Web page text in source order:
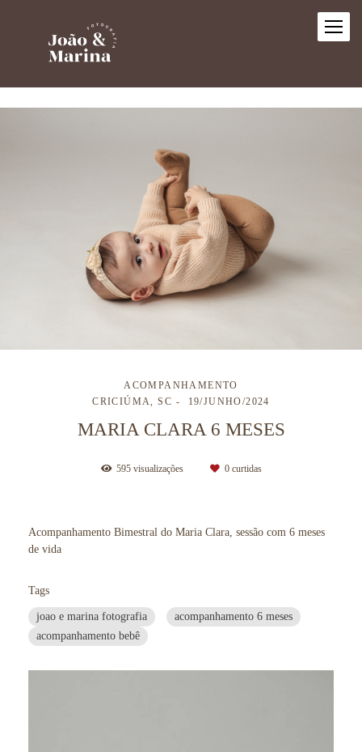
ACOMPANHAMENTO
CRICIÚMA, SC
19/JUNHO/2024
MARIA CLARA 6 MESES
595visualizações 0curtidas
Acompanhamento Bimestral do Maria Clara, sessão com 6 meses
de vida
Tags
joao e marina fotografia
acompanhamento 6 meses
acompanhamento bebê